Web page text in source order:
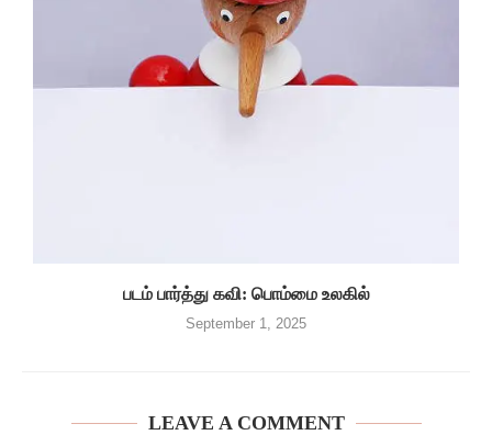
படம் பார்த்து கவி: பொம்மை உலகில்
September 1, 2025
LEAVE A COMMENT